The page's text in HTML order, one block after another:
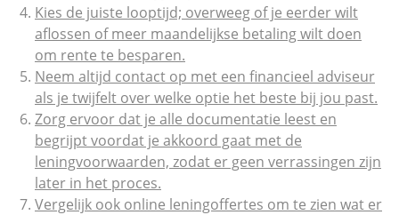
Kies de juiste looptijd; overweeg of je eerder wilt
aflossen of meer maandelijkse betaling wilt doen
om rente te besparen.
Neem altijd contact op met een financieel adviseur
als je twijfelt over welke optie het beste bij jou past.
Zorg ervoor dat je alle documentatie leest en
begrijpt voordat je akkoord gaat met de
leningvoorwaarden, zodat er geen verrassingen zijn
later in het proces.
Vergelijk ook online leningoffertes om te zien wat er